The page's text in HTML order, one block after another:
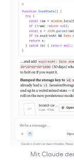
Mit Claude